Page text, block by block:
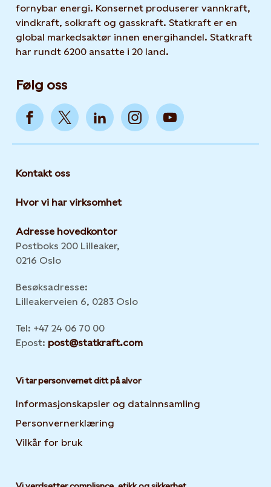
fornybar energi. Konsernet produserer vannkraft,
vindkraft, solkraft og gasskraft. Statkraft er en
global markedsaktør innen energihandel. Statkraft
har rundt 6200 ansatte i 20 land.
Følg oss
Kontakt oss
Hvor vi har virksomhet
Adresse hovedkontor
Postboks 200 Lilleaker,
0216 Oslo
Besøksadresse:
Lilleakerveien 6, 0283 Oslo
Tel: +47 24 06 70 00
Epost: post@statkraft.com
Vi tar personvernet ditt på alvor
Informasjonskapsler og datainnsamling
Personvernerklæring
Vilkår for bruk